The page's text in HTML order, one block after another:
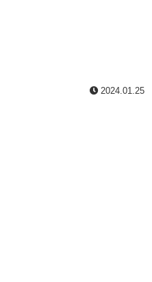
2024.01.25